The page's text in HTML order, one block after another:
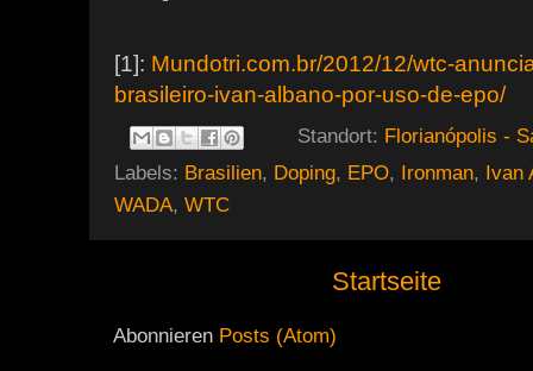
[1]: Mundotri.com.br/2012/12/wtc-
brasileiro-ivan-albano-por-uso-de-epo/
Standort: Florianópolis -
Labels: Brasilien, Doping, EPO, Ironman, Ivan
WADA, WTC
Startseite
Abonnieren Posts (Atom)